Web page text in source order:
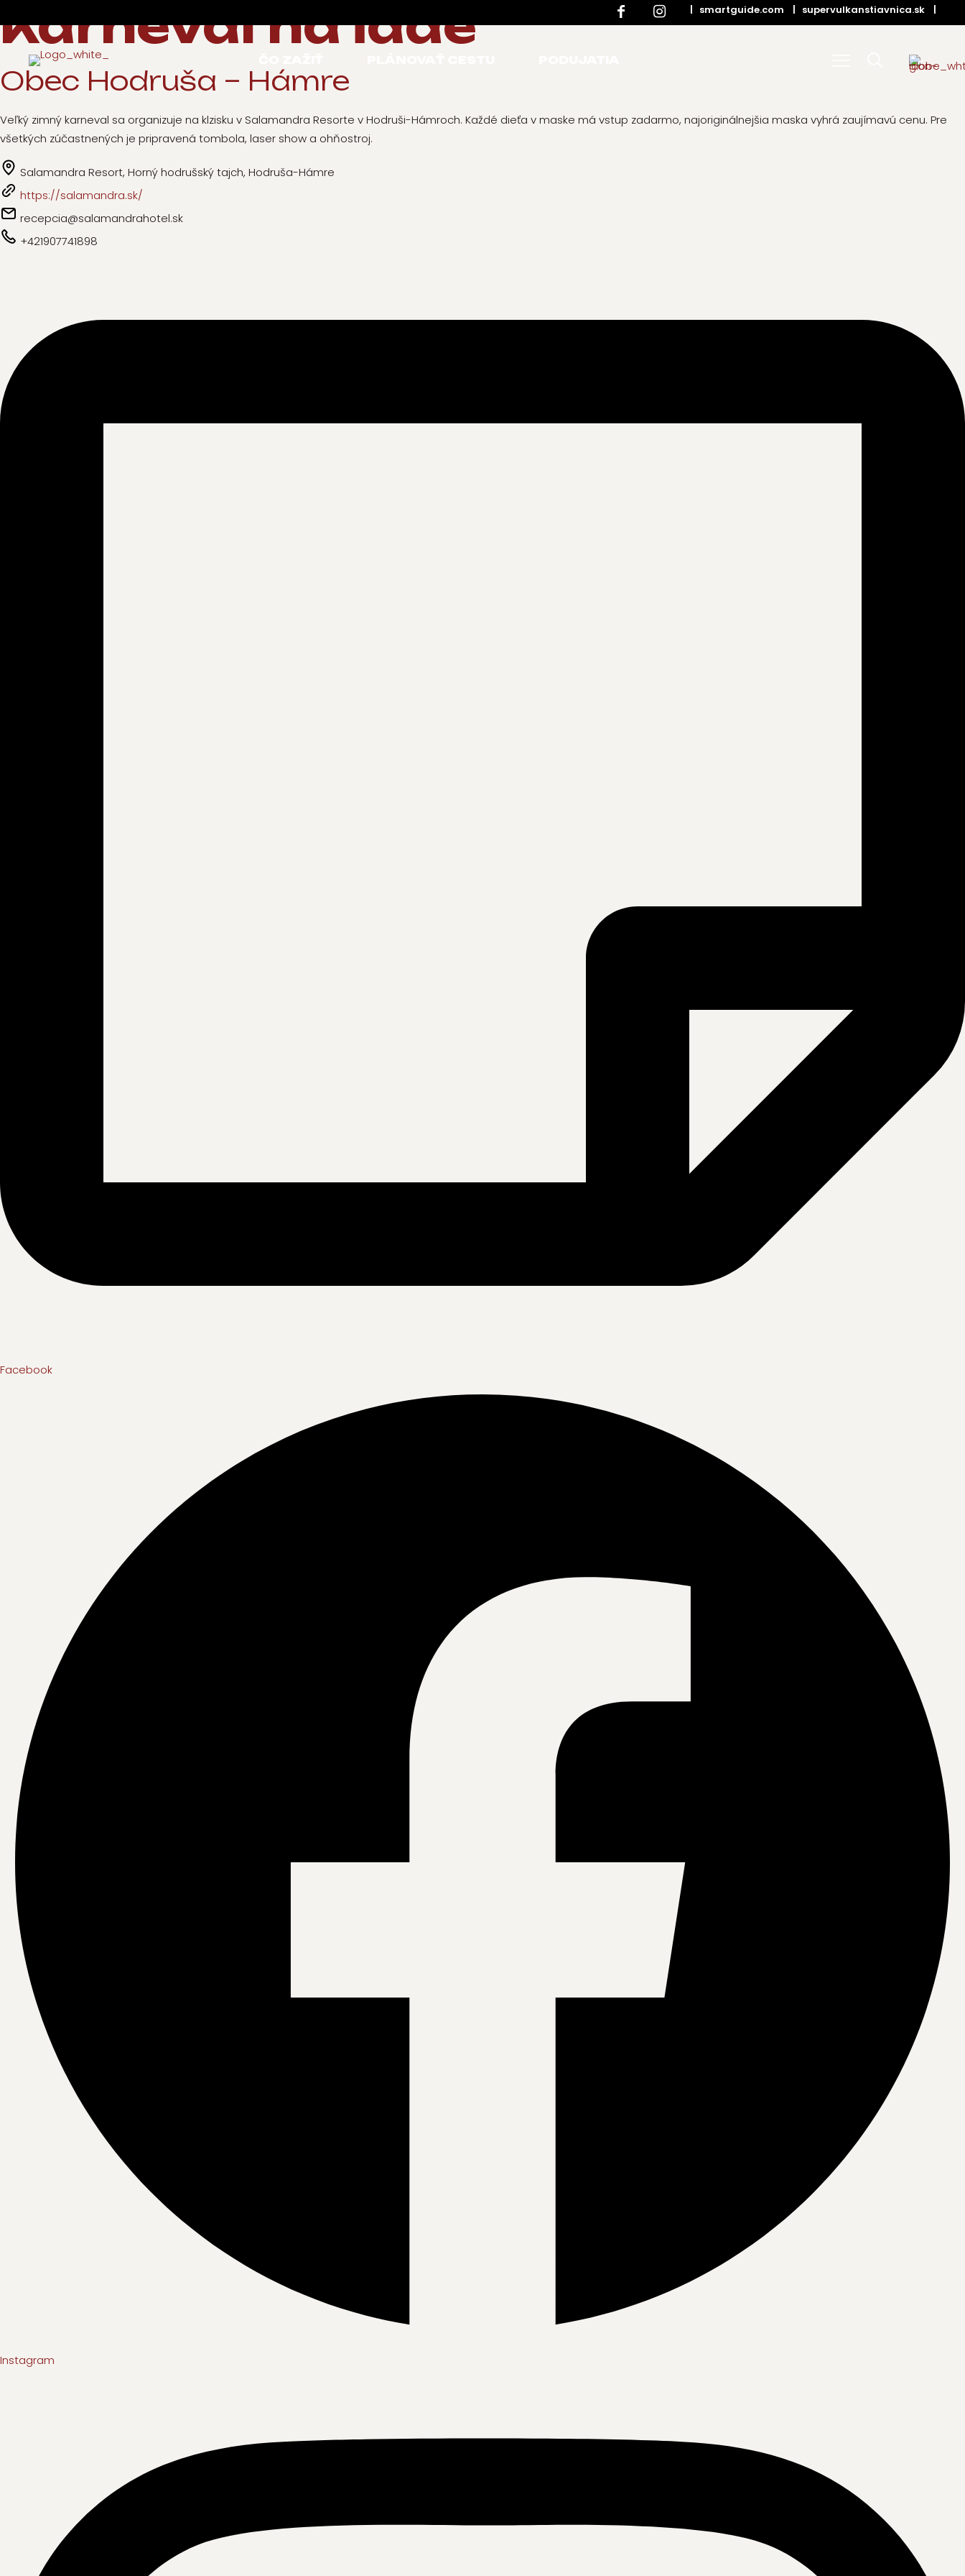
| smartguide.com | supervulkanstiavnica.sk |
Karneval na ľade
Obec Hodruša – Hámre
Veľký zimný karneval sa organizuje na klzisku v Salamandra Resorte v Hodruši-Hámroch. Každé dieťa v maske má vstup zadarmo, najoriginálnejšia maska vyhrá zaujímavú cenu. Pre
všetkých zúčastnených je pripravená tombola, laser show a ohňostroj.
Salamandra Resort, Horný hodrušský tajch, Hodruša-Hámre
https://salamandra.sk/
recepcia@salamandrahotel.sk
+421907741898
Facebook
Instagram